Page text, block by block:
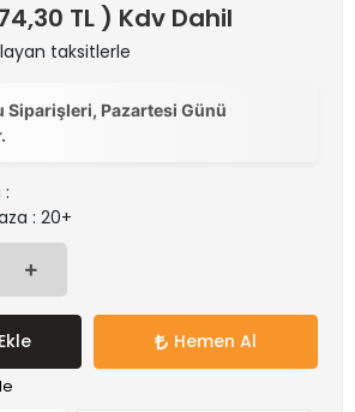
TL ) Kdv Dahil
taksitlerle
Siparişleri, Pazartesi Günü
: 20+
Hemen Al